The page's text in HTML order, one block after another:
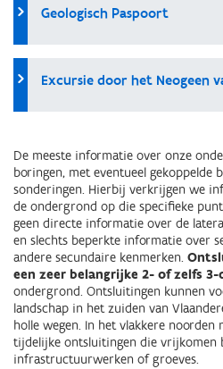
Geologisch Paspoort
Excursie door het Neogeen
De meeste informatie over onze
boringen, met eventueel gekoppelde
sonderingen. Hierbij verkrijgen we
de ondergrond op die specifieke
geen directe informatie over de
en slechts beperkte informatie over
andere secundaire kenmerken.
een zeer belangrijke 2- of zelfs
ondergrond. Ontsluitingen kunnen
landschap in het zuiden van
holle wegen. In het vlakkere
tijdelijke ontsluitingen die vrijkomen
infrastructuurwerken of groeves.